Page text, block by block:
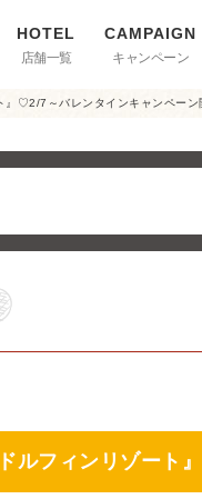
店舗一覧 キャンペーン
』♡2/7～バレンタインキャンペー
ルフィンリゾー